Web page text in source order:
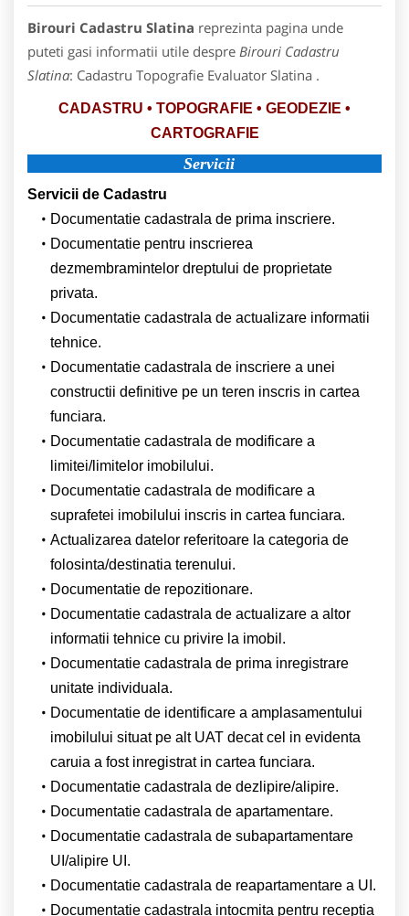
Birouri Cadastru Slatina reprezinta pagina unde
puteti gasi informatii utile despre Birouri Cadastru
Slatina: Cadastru Topografie Evaluator Slatina .
CADASTRU • TOPOGRAFIE • GEODEZIE •
CARTOGRAFIE
Servicii
Servicii de Cadastru
Documentatie cadastrala de prima inscriere.
Documentatie pentru inscrierea
dezmembramintelor dreptului de proprietate
privata.
Documentatie cadastrala de actualizare informatii
tehnice.
Documentatie cadastrala de inscriere a unei
constructii definitive pe un teren inscris in cartea
funciara.
Documentatie cadastrala de modificare a
limitei/limitelor imobilului.
Documentatie cadastrala de modificare a
suprafetei imobilului inscris in cartea funciara.
Actualizarea datelor referitoare la categoria de
folosinta/destinatia terenului.
Documentatie de repozitionare.
Documentatie cadastrala de actualizare a altor
informatii tehnice cu privire la imobil.
Documentatie cadastrala de prima inregistrare
unitate individuala.
Documentatie de identificare a amplasamentului
imobilului situat pe alt UAT decat cel in evidenta
caruia a fost inregistrat in cartea funciara.
Documentatie cadastrala de dezlipire/alipire.
Documentatie cadastrala de apartamentare.
Documentatie cadastrala de subapartamentare
UI/alipire UI.
Documentatie cadastrala de reapartamentare a UI.
Documentatie cadastrala intocmita pentru receptia